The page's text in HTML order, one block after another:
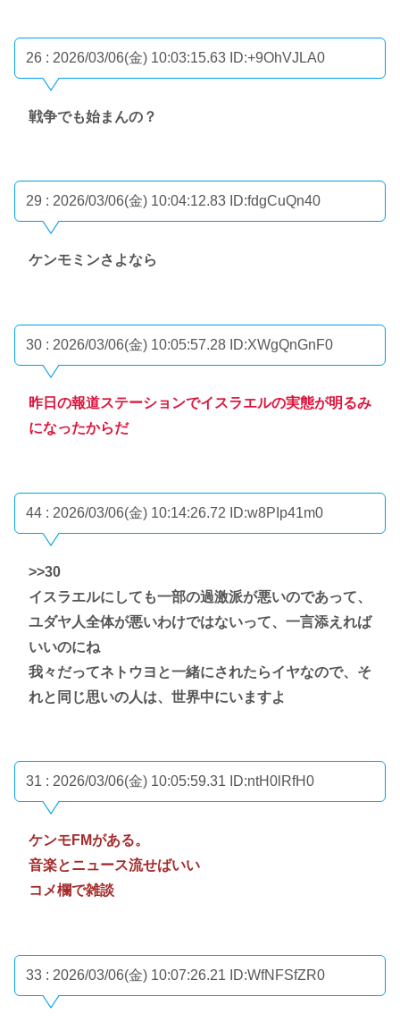
26 : 2026/03/06(金) 10:03:15.63 ID:+9OhVJLA0
戦争でも始まんの？
29 : 2026/03/06(金) 10:04:12.83 ID:fdgCuQn40
ケンモミンさよなら
30 : 2026/03/06(金) 10:05:57.28 ID:XWgQnGnF0
昨日の報道ステーションでイスラエルの実態が明るみ
になったからだ
44 : 2026/03/06(金) 10:14:26.72 ID:w8PIp41m0
>>30
イスラエルにしても一部の過激派が悪いのであって、
ユダヤ人全体が悪いわけではないって、一言添えれば
いいのにね
我々だってネトウヨと一緒にされたらイヤなので、そ
れと同じ思いの人は、世界中にいますよ
31 : 2026/03/06(金) 10:05:59.31 ID:ntH0lRfH0
ケンモFMがある。
音楽とニュース流せばいい
コメ欄で雑談
33 : 2026/03/06(金) 10:07:26.21 ID:WfNFSfZR0